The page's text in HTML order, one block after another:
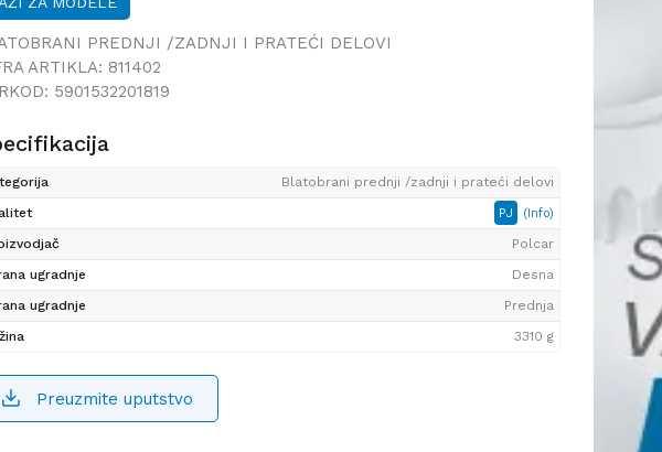
PREDNJI /ZADNJI I PRATEĆI DELOVI
ARTIKLA: 811402
5901532201819
Blatobrani prednji /zadnji i prateći delovi
PJ (Info)
Polcar
ugradnje
Desna
ugradnje
Prednja
3310 g
Preuzmite uputstvo